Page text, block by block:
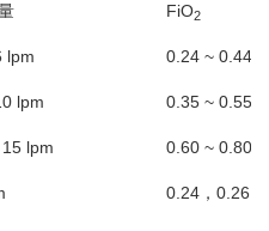
FiO2
lpm 0.24 ~ 0.44*
lpm 0.35 ~ 0.55*
lpm 0.60 ~ 0.80*
0.24，0.26